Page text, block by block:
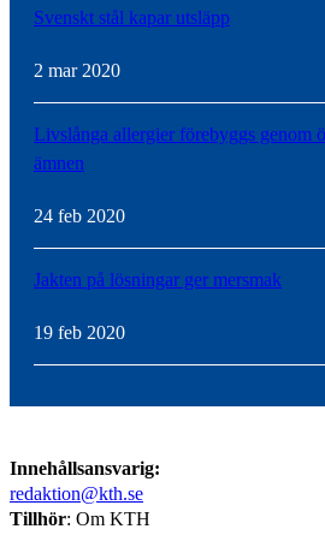
Svenskt stål kapar utsläpp
2 mar 2020
Livslånga allergier förebyggs genom
ämnen
24 feb 2020
Jakten på lösningar ger mersmak
19 feb 2020
Innehållsansvarig:
redaktion@kth.se
Tillhör: Om KTH